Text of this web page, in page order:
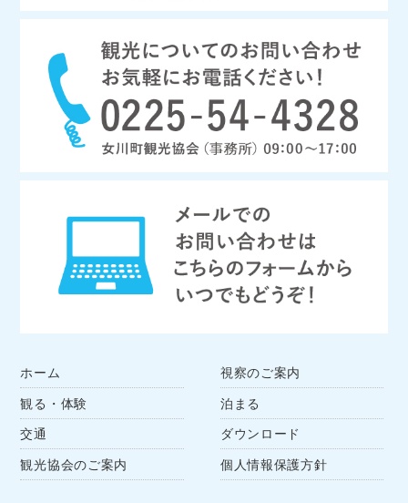
ホーム
観る・体験
交通
観光協会のご案内
視察のご案内
泊まる
ダウンロード
個人情報保護方針